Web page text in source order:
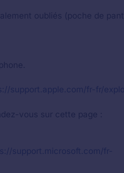
oubliés (poche de
support.apple.com/fr-fr/
vous sur cette page :
support.microsoft.com/fr-